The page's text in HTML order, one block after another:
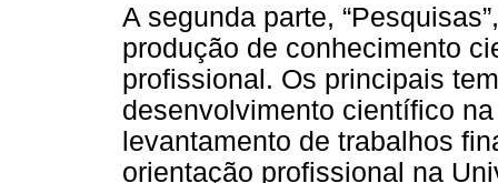
A segunda parte,
produção de conhecimento
profissional. Os principais
desenvolvimento científico
levantamento de trabalhos
orientação profissional na